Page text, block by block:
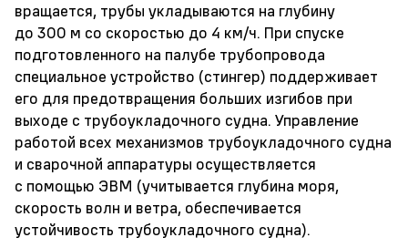
вращается, трубы укладываются на глубину
до 300 м со скоростью до 4 км/ч. При спуске
подготовленного на палубе трубопровода
специальное устройство (стингер) поддерживает
его для предотвращения больших изгибов при
выходе с трубоукладочного судна. Управление
работой всех механизмов трубоукладочного судна
и сварочной аппаратуры осуществляется
с помощью ЭВМ (учитывается глубина моря,
скорость волн и ветра, обеспечивается
устойчивость трубоукладочного судна).